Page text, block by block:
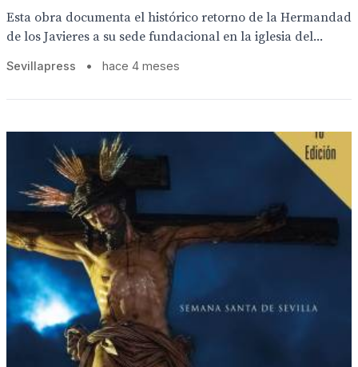
Esta obra documenta el histórico retorno de la Hermandad
de los Javieres a su sede fundacional en la iglesia del...
Sevillapress • hace 4 meses